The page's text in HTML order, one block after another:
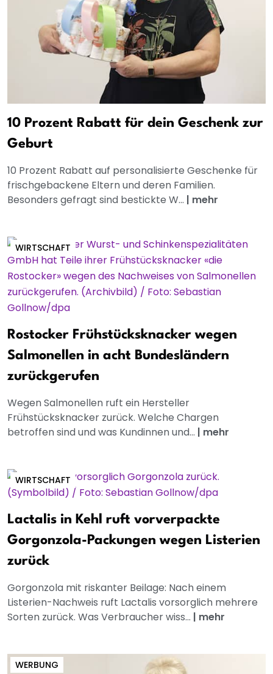
10 Prozent Rabatt für dein Geschenk zur
Geburt
10 Prozent Rabatt auf personalisierte Geschenke für
frischgebackene Eltern und deren Familien.
Besonders gefragt sind bestickte W... | mehr
WIRTSCHAFT
Rostocker Frühstücksknacker wegen
Salmonellen in acht Bundesländern
zurückgerufen
Wegen Salmonellen ruft ein Hersteller
Frühstücksknacker zurück. Welche Chargen
betroffen sind und was Kundinnen und... | mehr
WIRTSCHAFT
Lactalis in Kehl ruft vorverpackte
Gorgonzola-Packungen wegen Listerien
zurück
Gorgonzola mit riskanter Beilage: Nach einem
Listerien-Nachweis ruft Lactalis vorsorglich mehrere
Sorten zurück. Was Verbraucher wiss... | mehr
WERBUNG